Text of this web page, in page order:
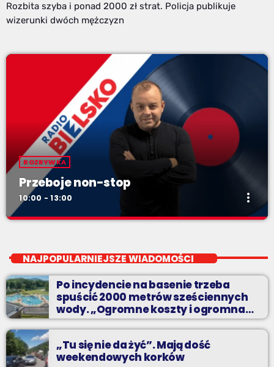
Rozbita szyba i ponad 2000 zł strat. Policja publikuje
wizerunki dwóch mężczyzn
ROZRYWKA
Przeboje non-stop
10:00 - 13:00 more_vert
Najlepsze pasmo towarzyszące na Podbeskidziu! Konkursy,
akcje radiowe, rozmowy i oczywiście - starannie
wyselekcjonowane przeboje non-stop!
NAJPOPULARNIEJSZE WIADOMOŚCI
Po incydencie na basenie trzeba
spuścić 2000 metrów sześciennych
wody. „Ogromne koszty i ogromna
praca”
„Tu się nie da żyć”. Mają dość
weekendowych korków